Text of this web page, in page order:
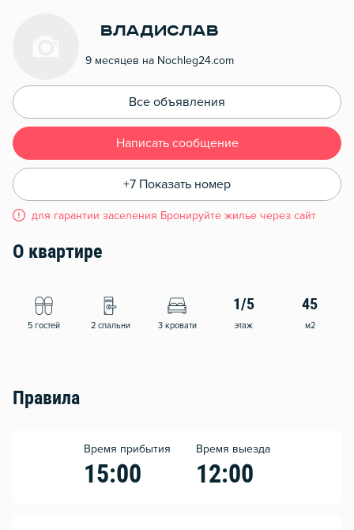
Владислав
9 месяцев на Nochleg24.com
Все объявления
Написать сообщение
+7 Показать номер
для гарантии заселения Бронируйте жилье через сайт
О квартире
5 гостей 2 спальни 3 кровати
1/5
этаж
45
м2
Правила
Время прибытия
15:00
Время выезда
12:00